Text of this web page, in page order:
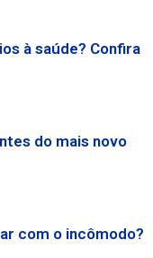
à saúde? Confira
do mais novo
com o incômodo?